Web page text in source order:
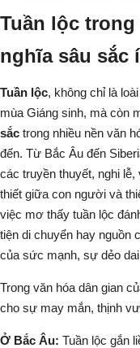
Tuần lộc
nghĩa sâu
Tuần lộc, không chỉ là
mùa Giáng sinh, mà còn
sắc trong nhiều nền văn
đến. Từ Bắc Âu đến
các truyền thuyết, nghi lễ,
thiết giữa con người và
việc mơ thấy tuần lộc
tiện di chuyển hay nguồn
của sức mạnh, sự dẻo
Trong văn hóa dân gian
cho sự may mắn, thịnh
Ở Bắc Âu: Tuần lộc gắn